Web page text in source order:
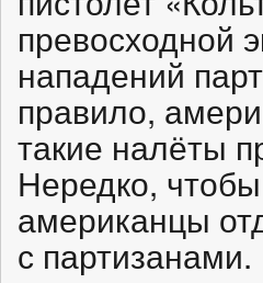
превосходной
нападений
правило,
такие налёты
Нередко,
американцы
с партизанами.